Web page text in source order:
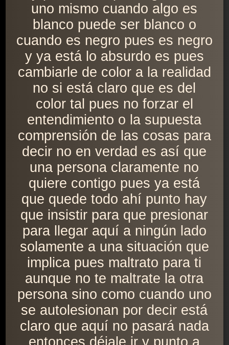
uno mismo cuando algo es
blanco puede ser blanco o
cuando es negro pues es negro
y ya está lo absurdo es pues
cambiarle de color a la realidad
no si está claro que es del
color tal pues no forzar el
entendimiento o la supuesta
comprensión de las cosas para
decir no en verdad es así que
una persona claramente no
quiere contigo pues ya está
que quede todo ahí punto hay
que insistir para que presionar
para llegar aquí a ningún lado
solamente a una situación que
implica pues maltrato para ti
aunque no te maltrate la otra
persona sino como cuando uno
se autolesionan por decir está
claro que aquí no pasará nada